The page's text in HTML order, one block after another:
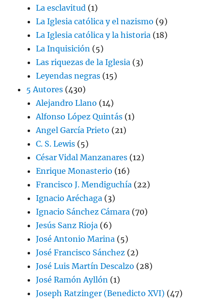
La esclavitud (1)
La Iglesia católica y el nazismo (9)
La Iglesia católica y la historia (18)
La Inquisición (5)
Las riquezas de la Iglesia (3)
Leyendas negras (15)
5 Autores (430)
Alejandro Llano (14)
Alfonso López Quintás (1)
Angel García Prieto (21)
C. S. Lewis (5)
César Vidal Manzanares (12)
Enrique Monasterio (16)
Francisco J. Mendiguchía (22)
Ignacio Aréchaga (3)
Ignacio Sánchez Cámara (70)
Jesús Sanz Rioja (6)
José Antonio Marina (5)
José Francisco Sánchez (2)
José Luis Martín Descalzo (28)
José Ramón Ayllón (1)
Joseph Ratzinger (Benedicto XVI) (47)